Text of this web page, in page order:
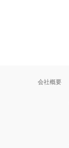
会社概要